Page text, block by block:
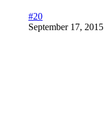
#20
September 17, 2015